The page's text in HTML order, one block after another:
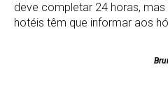
deve completar 24 horas,
hotéis têm que informar aos